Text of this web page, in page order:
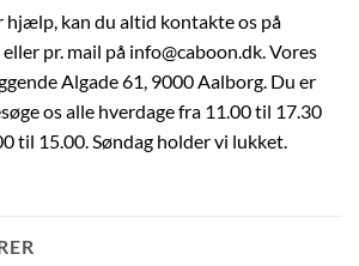
hjælp, kan du altid kontakte os på
pr. mail på info@caboon.dk. Vores
Algade 61, 9000 Aalborg. Du er
os alle hverdage fra 11.00 til 17.30
til 15.00. Søndag holder vi lukket.